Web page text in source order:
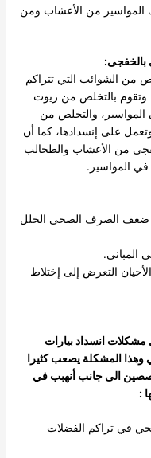
المواسير من الأعشاب ومن
بالخفجى:
من الشوائب التي تتراكم
بالتخلص من زيوت
المواسير، والتخلص من
على إنسدادها، كما أن
من الأعشاب والطحالب
في المواسير.
ضعف الصرف الصحي الخلل
المباني.
التعرض إلى إختلاط
مشكلات انسداد بيارات
المشكلة يصعب كثيرا
الى جانب أنهبب في
:
في تراكم الفضلات